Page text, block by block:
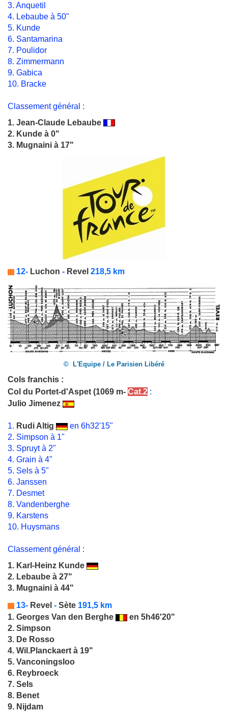
3. Anquetil
4. Lebaube à 50"
5. Kunde
6. Santamarina
7. Poulidor
8. Zimmermann
9. Gabica
10. Bracke
Classement général :
1. Jean-Claude Lebaube
2. Kunde à 0"
3. Mugnaini à 17"
12- Luchon - Revel 218,5 km
© L'Equipe / Le Parisien Libéré
Cols franchis :
Col du Portet-d'Aspet (1069 m- Cat.2 :
Julio Jimenez
1. Rudi Altig
en 6h32'15"
2. Simpson à 1"
3. Spruyt à 2"
4. Grain à 4"
5. Sels à 5"
6. Janssen
7. Desmet
8. Vandenberghe
9. Karstens
10. Huysmans
Classement général :
1. Karl-Heinz Kunde
2. Lebaube à 27"
3. Mugnaini à 44"
13- Revel - Sète 191,5 km
1. Georges Van den Berghe
en 5h46'20"
2. Simpson
3. De Rosso
4. Wil.Planckaert à 19"
5. Vanconingsloo
6. Reybroeck
7. Sels
8. Benet
9. Nijdam